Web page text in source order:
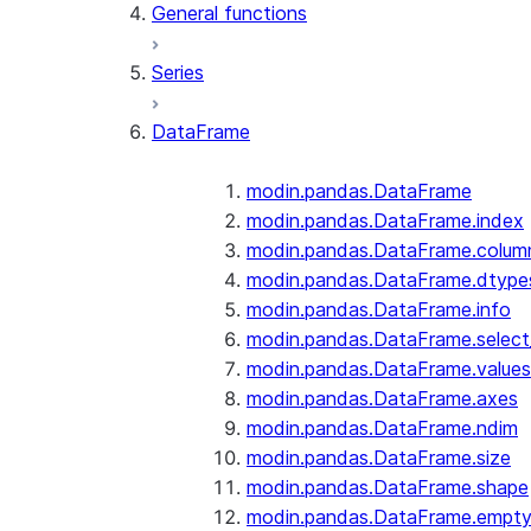
General functions
Series
DataFrame
modin.pandas.DataFrame
modin.pandas.DataFrame.index
modin.pandas.DataFrame.info
modin.pandas.DataFrame.values
modin.pandas.DataFrame.axes
modin.pandas.DataFrame.ndim
modin.pandas.DataFrame.size
modin.pandas.DataFrame.shape
modin.pandas.DataFrame.empty